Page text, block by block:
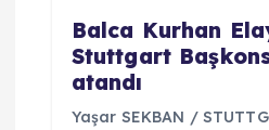
Balca Kurhan
Stuttgart
atandı
Yaşar SEKBAN /